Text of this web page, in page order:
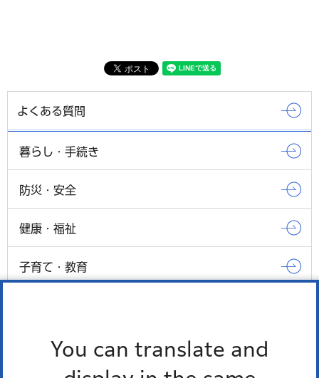
You can translate and
よくある質問
暮らし・手続き
防災・安全
健康・福祉
子育て・教育
もっとみる